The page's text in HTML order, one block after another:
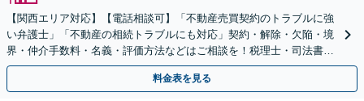
【関西エリア対応】【電話相談可】「不動産売買契約のトラブルに強
い弁護士」「不動産の相続トラブルにも対応」契約・解除・欠陥・境
界・仲介手数料・名義・評価方法などはご相談を！税理士・司法書
士・不動産業者などと連携対応◎【英語・韓国語対応】
料金表を見る